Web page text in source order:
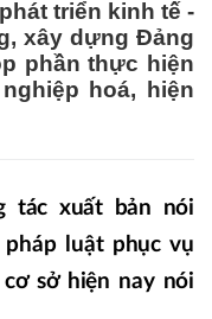
triển kinh tế -
xây dựng Đảng
phần thực hiện
hoá, hiện
tác xuất bản nói
pháp luật phục vụ
sở hiện nay nói